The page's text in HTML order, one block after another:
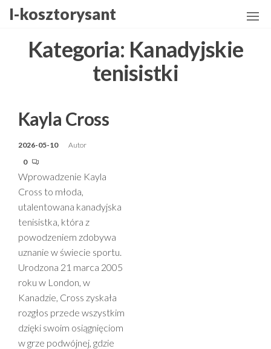
Przejdź
I-kosztorysant
Kategoria: Kanadyjskie
tenisistki
Kayla Cross
2026-05-10
Autor
0
Wprowadzenie Kayla
Cross to młoda,
utalentowana kanadyjska
tenisistka, która z
powodzeniem zdobywa
uznanie w świecie sportu.
Urodzona 21 marca 2005
roku w London, w
Kanadzie, Cross zyskała
rozgłos przede wszystkim
dzięki swoim osiągnięciom
w grze podwójnej, gdzie